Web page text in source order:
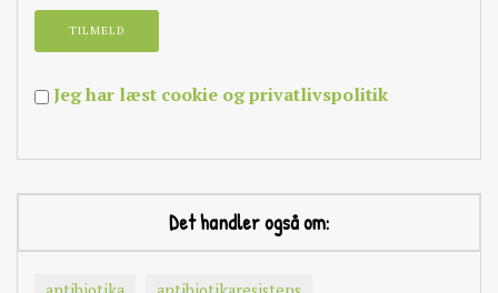
Jeg har læst cookie og privatlivspolitik
Det handler også om: